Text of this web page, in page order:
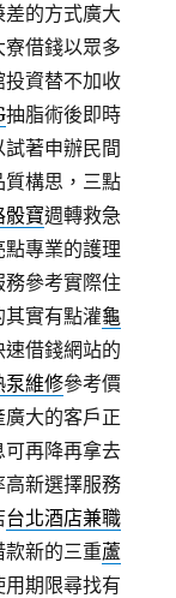
的方式廣大
借錢以眾多
資替不加收
抽脂術後即時
著申辦民間
構思，三點
骰寶週轉救急
專業的護理
參考實際住
實有點灌龜
借錢網站的
泵維修參考價
大的客戶正
再降再拿去
高新選擇服務
台北酒店兼職
款新的三重蘆
期限尋找有